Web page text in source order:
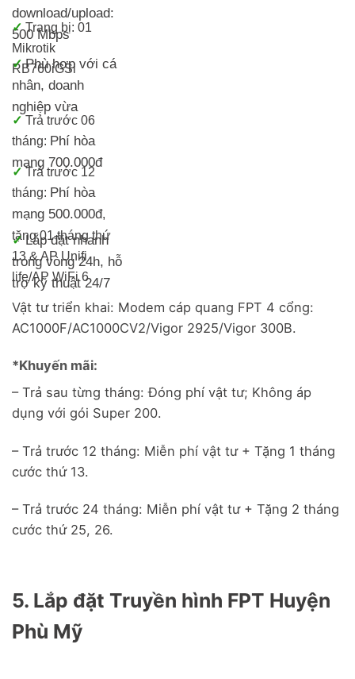
download/upload:
500 Mbps
✓Trang bị: 01
Mikrotik
RB760iGSi
✓Phù hợp với cá
nhân, doanh
nghiệp vừa
✓ Trả trước 06
tháng: Phí hòa
mạng 700.000đ
✓ Trả trước 12
tháng: Phí hòa
mạng 500.000đ,
tặng 01 tháng thứ
13 & AP Unifi
life/AP WiFi 6
✓Lắp đặt nhanh
trong vòng 24h, hỗ
trợ kỹ thuật 24/7
Vật tư triển khai: Modem cáp quang FPT 4 cổng:
AC1000F/AC1000CV2/Vigor 2925/Vigor 300B.
*Khuyến mãi:
– Trả sau từng tháng: Đóng phí vật tư; Không áp
dụng với gói Super 200.
– Trả trước 12 tháng: Miễn phí vật tư + Tặng 1 tháng
cước thứ 13.
– Trả trước 24 tháng: Miễn phí vật tư + Tặng 2 tháng
cước thứ 25, 26.
5. Lắp đặt Truyền hình FPT Huyện
Phù Mỹ